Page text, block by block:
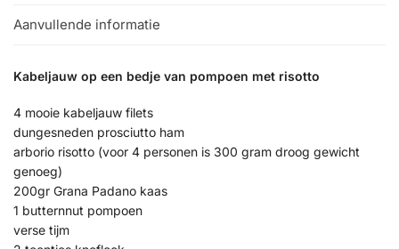
Aanvullende informatie
Kabeljauw op een bedje van pompoen met risotto
4 mooie kabeljauw filets
dungesneden prosciutto ham
arborio risotto (voor 4 personen is 300 gram droog gewicht
genoeg)
200gr Grana Padano kaas
1 butternnut pompoen
verse tijm